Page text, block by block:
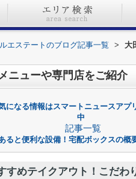
エステートのブログ記事一覧 >
大
ニューや専門店をご紹介
になる情報はスマートニュースアプ
中
記事一覧
ると便利な設備！宅配ボックスの
すめテイクアウト！こだわ